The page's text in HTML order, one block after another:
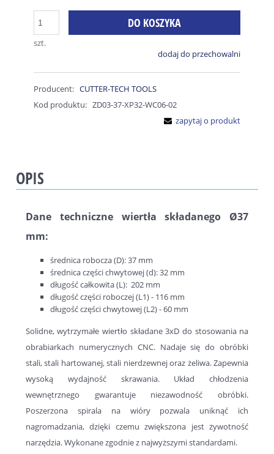
szt.
DO KOSZYKA
dodaj do przechowalni
Producent: CUTTER-TECH TOOLS
Kod produktu: ZD03-37-XP32-WC06-02
zapytaj o produkt
OPIS
Dane techniczne wiertła składanego Ø37
mm:
średnica robocza (D): 37 mm
średnica części chwytowej (d): 32 mm
długość całkowita (L): 202 mm
długość części roboczej (L1) - 116 mm
długość części chwytowej (L2) - 60 mm
Solidne, wytrzymałe wiertło składane 3xD do stosowania na
obrabiarkach numerycznych CNC. Nadaje się do obróbki
stali, stali hartowanej, stali nierdzewnej oraz żeliwa. Zapewnia
wysoką wydajność skrawania. Układ chłodzenia
wewnętrznego gwarantuje niezawodność obróbki.
Poszerzona spirala na wióry pozwala uniknąć ich
nagromadzania, dzięki czemu zwiększona jest żywotność
narzędzia. Wykonane zgodnie z najwyższymi standardami.